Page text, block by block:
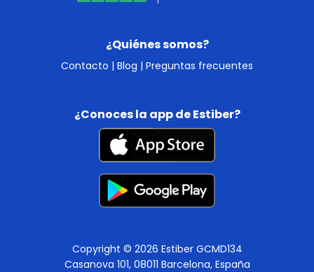
¿Quiénes somos?
Contacto | Blog | Preguntas frecuentes
¿Conoces la app de Estiber?
Copyright © 2026 Estiber GCMD134
Casanova 101, 08011 Barcelona, España